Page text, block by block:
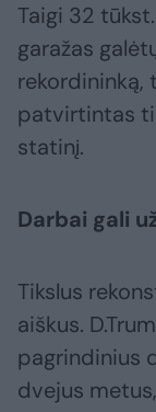
Taigi 32
garažas
rekordininką,
patvirtintas
statinį.
Darbai gali
Tikslus
aiškus.
pagrindinius
dvejus